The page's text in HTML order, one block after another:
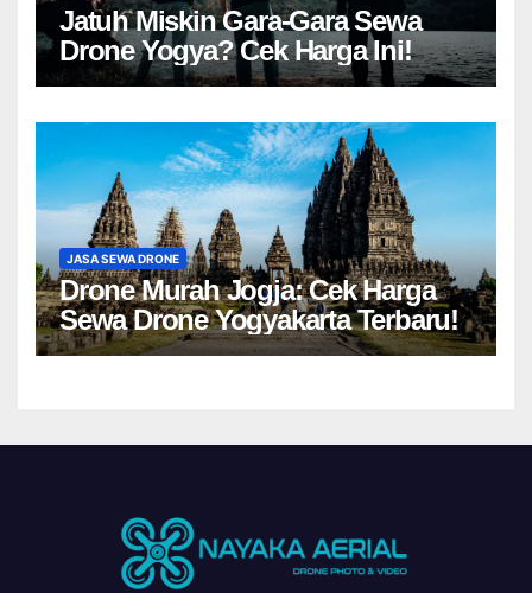
Jatuh Miskin Gara-Gara Sewa
Drone Yogya? Cek Harga Ini!
JASA SEWA DRONE
Drone Murah Jogja: Cek Harga
Sewa Drone Yogyakarta Terbaru!